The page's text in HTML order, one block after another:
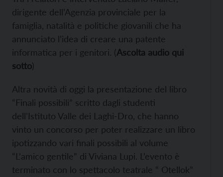
dirigente dell’Agenzia provinciale per la
famiglia, natalità e politiche giovanili che ha
annunciato l’idea di creare una patente
informatica per i genitori. (Ascolta audio qui
sotto)
Altra novità di oggi la presentazione del libro
“Finali possibili” scritto dagli studenti
dell’Istituto Valle dei Laghi-Dro, che hanno
vinto un concorso per poter realizzare un libro
ipotizzando vari finali possibili al volume
“L’amico gentile” di Viviana Lupi. L’evento è
terminato con lo spettacolo teatrale “ Otellok”